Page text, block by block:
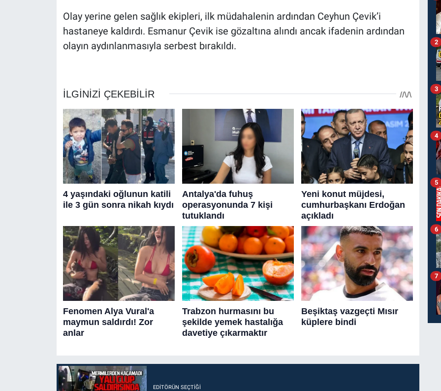
Olay yerine gelen sağlık ekipleri, ilk müdahalenin ardından Ceyhun Çevik’i
hastaneye kaldırdı. Esmanur Çevik ise gözaltına alındı ancak ifadenin ardından
olayın aydınlanmasıyla serbest bırakıldı.
EDITÖRÜN SEÇTIĞI
2
3
4
5
6
7